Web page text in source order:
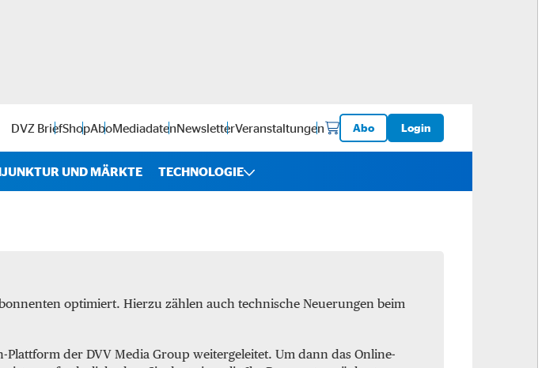
DVZ BriefShopAboMediadatenNewsletterVeranstaltungen Abo Login
UND MÄRKTE TECHNOLOGIE
Intralogistik
optimiert. Hierzu zählen auch technische Neuerungen beim
der DVV Media Group weitergeleitet. Um dann das Online-